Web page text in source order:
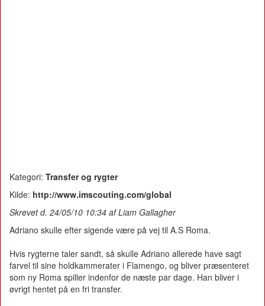
Kategori: Transfer og rygter
Kilde: http://www.imscouting.com/global
Skrevet d. 24/05/10 10:34 af Liam Gallagher
Adriano skulle efter sigende være på vej til A.S Roma.
Hvis rygterne taler sandt, så skulle Adriano allerede have sagt
farvel til sine holdkammerater i Flamengo, og bliver præsenteret
som ny Roma spiller indenfor de næste par dage. Han bliver i
øvrigt hentet på en fri transfer.